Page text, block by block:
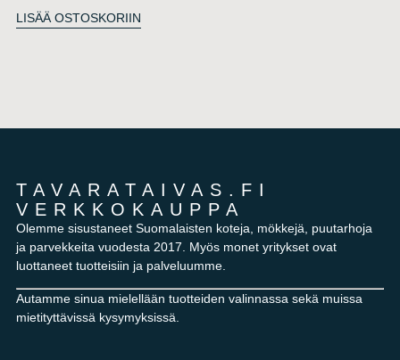
LISÄÄ OSTOSKORIIN
TAVARATAIVAS.FI
VERKKOKAUPPA
Olemme sisustaneet Suomalaisten koteja, mökkejä, puutarhoja
ja parvekkeita vuodesta 2017. Myös monet yritykset ovat
luottaneet tuotteisiin ja palveluumme.
Autamme sinua mielellään tuotteiden valinnassa sekä muissa
mietityttävissä kysymyksissä.